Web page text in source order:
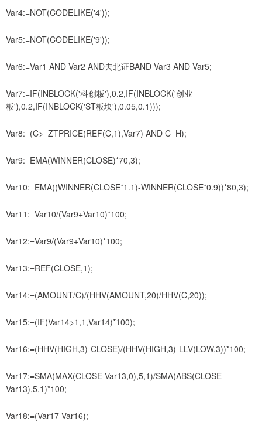
Var4:=NOT(CODELIKE('4'));
Var5:=NOT(CODELIKE('9'));
Var6:=Var1 AND Var2 AND去北证BAND Var3 AND Var5;
Var7:=IF(INBLOCK('科创板'),0.2,IF(INBLOCK('创业
板'),0.2,IF(INBLOCK('ST板块'),0.05,0.1)));
Var8:=(C>=ZTPRICE(REF(C,1),Var7) AND C=H);
Var9:=EMA(WINNER(CLOSE)*70,3);
Var10:=EMA((WINNER(CLOSE*1.1)-WINNER(CLOSE*0.9))*80,3);
Var11:=Var10/(Var9+Var10)*100;
Var12:=Var9/(Var9+Var10)*100;
Var13:=REF(CLOSE,1);
Var14:=(AMOUNT/C)/(HHV(AMOUNT,20)/HHV(C,20));
Var15:=(IF(Var14>1,1,Var14)*100);
Var16:=(HHV(HIGH,3)-CLOSE)/(HHV(HIGH,3)-LLV(LOW,3))*100;
Var17:=SMA(MAX(CLOSE-Var13,0),5,1)/SMA(ABS(CLOSE-
Var13),5,1)*100;
Var18:=(Var17-Var16);